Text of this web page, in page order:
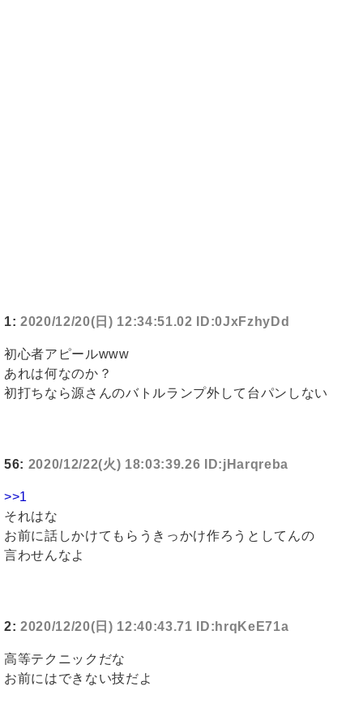
1: 2020/12/20(日) 12:34:51.02 ID:0JxFzhyDd
初心者アピールwww
あれは何なのか？
初打ちなら源さんのバトルランプ外して台パンしない
56: 2020/12/22(火) 18:03:39.26 ID:jHarqreba
>>1
それはな
お前に話しかけてもらうきっかけ作ろうとしてんの
言わせんなよ
2: 2020/12/20(日) 12:40:43.71 ID:hrqKeE71a
高等テクニックだな
お前にはできない技だよ